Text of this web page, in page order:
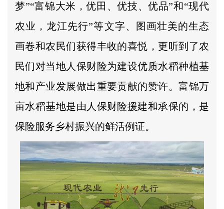
梦”“富锦大米，优田、优技、优品”和“现代
农业，龙江先行”等文字、图画壮美的生态
画卷和农民们获得丰收的喜悦，更听到了农
民们对当地人保财险为建设优质水稻种植基
地和产业发展做出重要贡献的赞许。富锦万
亩水稻基地是由人保财险援建和承保的，是
保险服务乡村振兴的鲜活例证。